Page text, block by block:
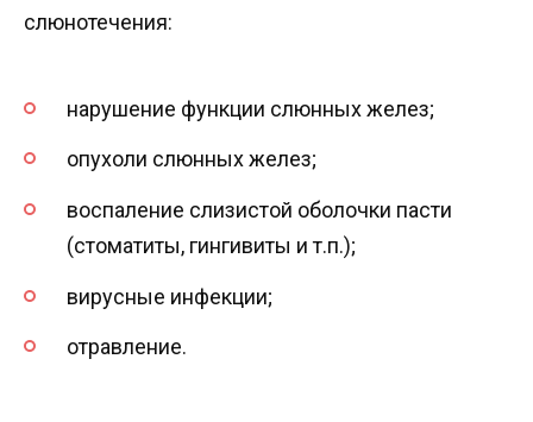
слюнотечения:
нарушение функции слюнных желез;
опухоли слюнных желез;
воспаление слизистой оболочки пасти
(стоматиты, гингивиты и т.п.);
вирусные инфекции;
отравление.